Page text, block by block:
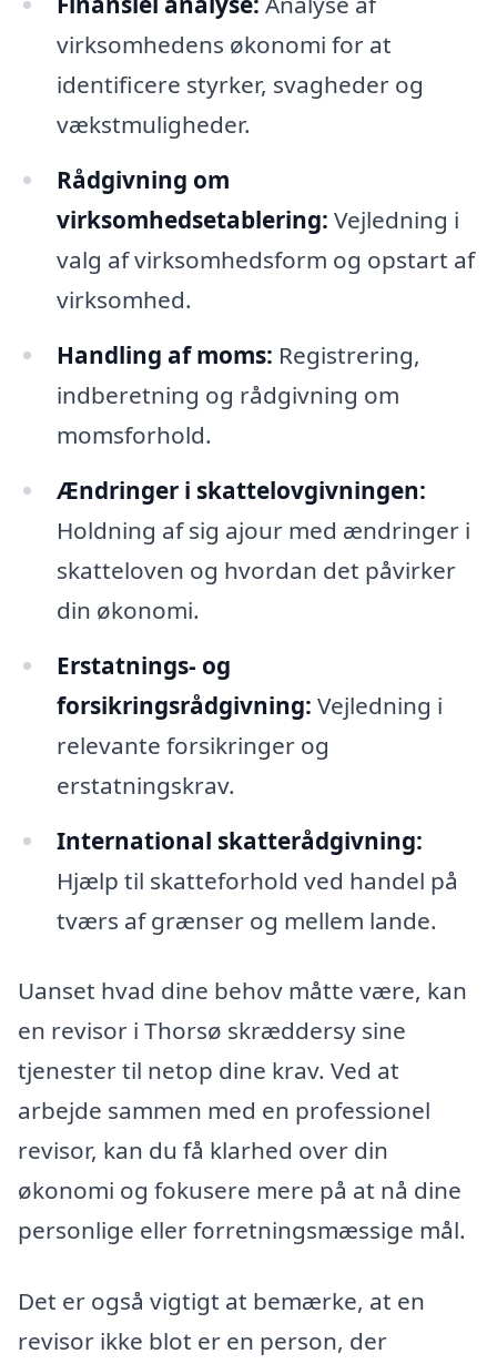
virksomhedens økonomi for at
identificere styrker, svagheder og
vækstmuligheder.
Rådgivning om
virksomhedsetablering: Vejledning i
valg af virksomhedsform og opstart af
virksomhed.
Handling af moms: Registrering,
indberetning og rådgivning om
momsforhold.
Ændringer i skattelovgivningen:
Holdning af sig ajour med ændringer i
skatteloven og hvordan det påvirker
din økonomi.
Erstatnings- og
forsikringsrådgivning: Vejledning i
relevante forsikringer og
erstatningskrav.
International skatterådgivning:
Hjælp til skatteforhold ved handel på
tværs af grænser og mellem lande.
Uanset hvad dine behov måtte være, kan
en revisor i Thorsø skræddersy sine
tjenester til netop dine krav. Ved at
arbejde sammen med en professionel
revisor, kan du få klarhed over din
økonomi og fokusere mere på at nå dine
personlige eller forretningsmæssige mål.
Det er også vigtigt at bemærke, at en
revisor ikke blot er en person, der